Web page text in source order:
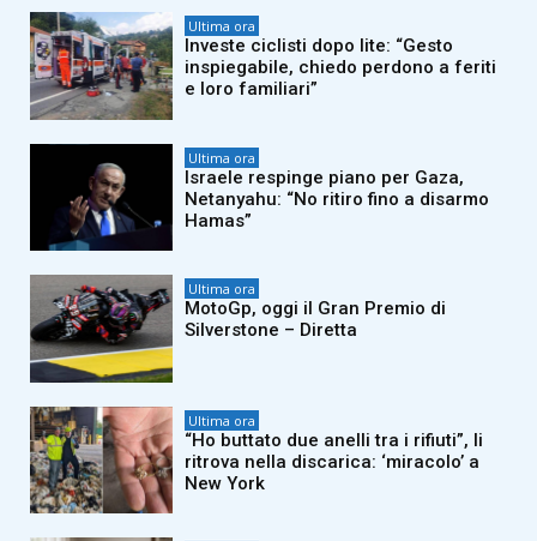
Ultima ora
Investe ciclisti dopo lite: “Gesto
inspiegabile, chiedo perdono a feriti
e loro familiari”
Ultima ora
Israele respinge piano per Gaza,
Netanyahu: “No ritiro fino a disarmo
Hamas”
Ultima ora
MotoGp, oggi il Gran Premio di
Silverstone – Diretta
Ultima ora
“Ho buttato due anelli tra i rifiuti”, li
ritrova nella discarica: ‘miracolo’ a
New York